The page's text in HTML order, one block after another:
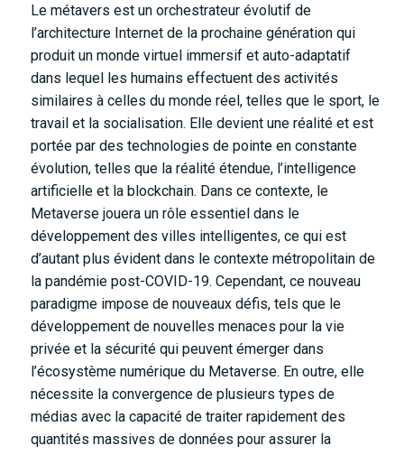
Le métavers est un orchestrateur évolutif de
l’architecture Internet de la prochaine génération qui
produit un monde virtuel immersif et auto-adaptatif
dans lequel les humains effectuent des activités
similaires à celles du monde réel, telles que le sport, le
travail et la socialisation. Elle devient une réalité et est
portée par des technologies de pointe en constante
évolution, telles que la réalité étendue, l’intelligence
artificielle et la blockchain. Dans ce contexte, le
Metaverse jouera un rôle essentiel dans le
développement des villes intelligentes, ce qui est
d’autant plus évident dans le contexte métropolitain de
la pandémie post-COVID-19. Cependant, ce nouveau
paradigme impose de nouveaux défis, tels que le
développement de nouvelles menaces pour la vie
privée et la sécurité qui peuvent émerger dans
l’écosystème numérique du Metaverse. En outre, elle
nécessite la convergence de plusieurs types de
médias avec la capacité de traiter rapidement des
quantités massives de données pour assurer la